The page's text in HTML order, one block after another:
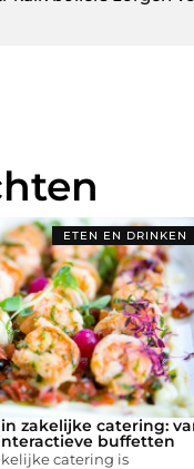
ETEN EN DRINKEN
zakelijke catering:
buffetten
catering is